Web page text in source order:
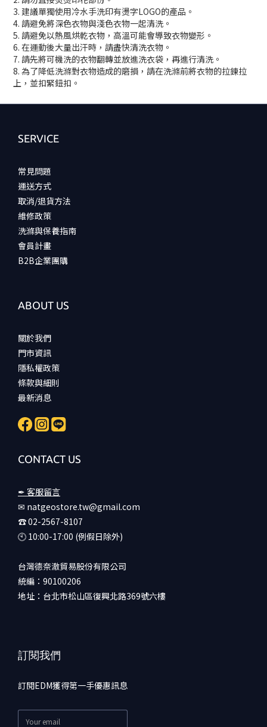
3. 建議單獨使用冷水手洗印有燙字LOGO的產品。
4. 請避免將深色衣物與淺色衣物一起清洗。
5. 請避免以熱風烘乾衣物，高溫可能會導致衣物變形。
6. 在運動後大量出汗時，請盡快清洗衣物。
7. 請先將可機洗的衣物翻轉並放進洗衣袋，再進行清洗。
8. 為了降低洗滌對衣物造成的磨損，請在洗滌前將衣物的拉鍊拉
上，並扣緊鈕扣。
SERVICE
常見問題
運送方式
取消/退貨方法
維修政策
洗滌與保養指南
會員計畫
B2B企業團購
ABOUT US
關於我們
門市資訊
隱私權政策
條款與細則
最新消息
CONTACT US
✒ 客服留言
✉ natgeostore.tw@gmail.com
☎︎ 02-2567-8107
🕙︎ 10:00-17:00 (例假日除外)
台灣德奈澈貿易股份有限公司
統編：90100206
地址：台北市松山區復興北路369號六樓
訂閱我們
訂閱EDM獲得第一手優惠訊息